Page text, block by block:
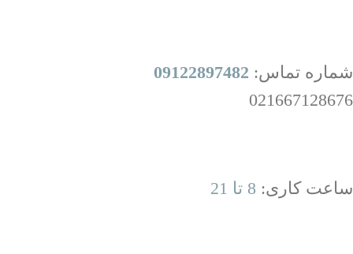
شماره تماس: 09122897482
021667128676
ساعت کاری: 8 تا 21